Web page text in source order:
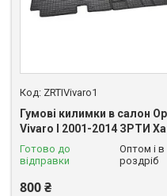
ZRTIVivaro1
Гумові килимки в салон
Vivaro I 2001-2014 ЗРТИ
Готово до
відправки
Оптом і в
роздріб
800 ₴